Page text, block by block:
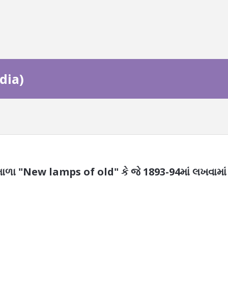
"New lamps of old" કે જે 1893-94માં લખવામાં